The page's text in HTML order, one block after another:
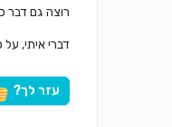
רוצה גם דבר
דברי איתי,
עזר לך?